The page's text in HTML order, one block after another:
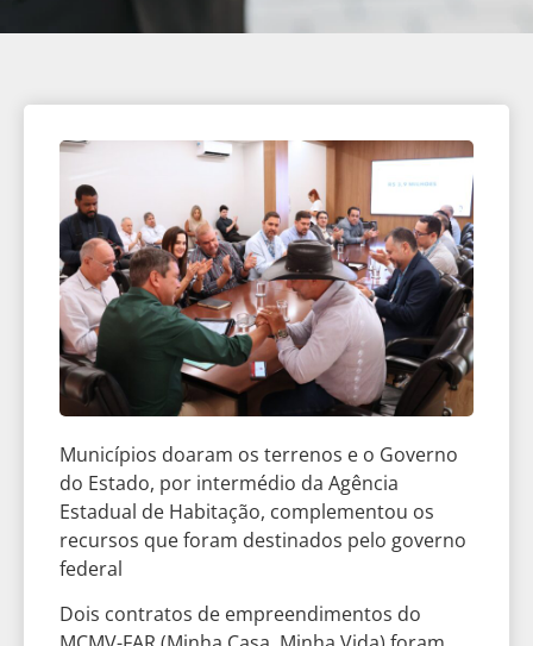
Municípios doaram os terrenos e o Governo
do Estado, por intermédio da Agência
Estadual de Habitação, complementou os
recursos que foram destinados pelo governo
federal
Dois contratos de empreendimentos do